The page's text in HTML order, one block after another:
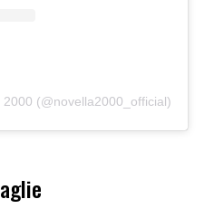
(@novella2000_official)